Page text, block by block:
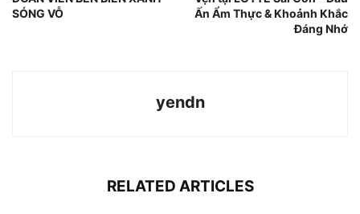
SÓNG VỖ
Ấn Ẩm Thực & Khoảnh Khắc
Đáng Nhớ
yendn
RELATED ARTICLES